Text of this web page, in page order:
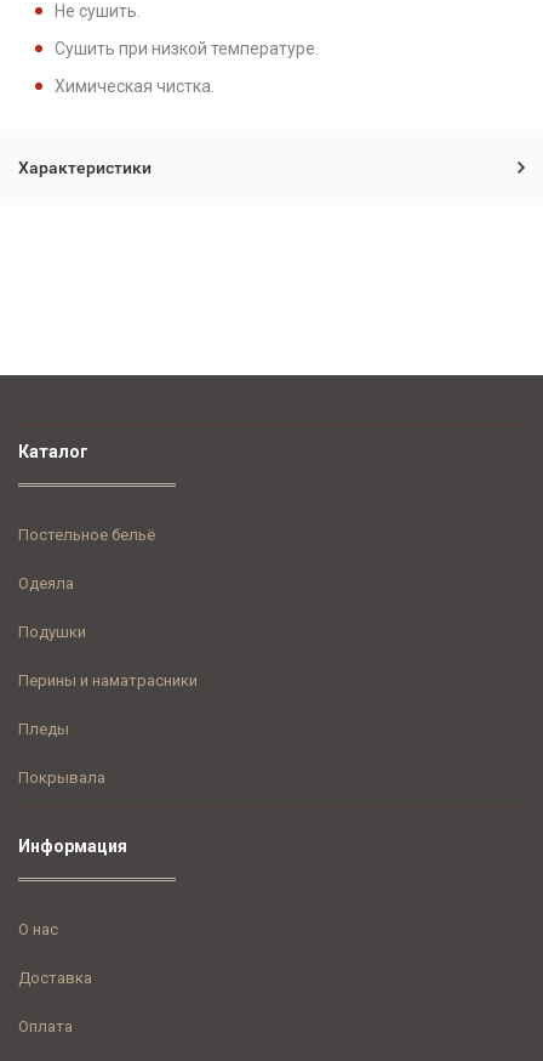
Не сушить.
Сушить при низкой температуре.
Химическая чистка.
Характеристики
Каталог
Постельное бельё
Одеяла
Подушки
Перины и наматрасники
Пледы
Покрывала
Информация
О нас
Доставка
Оплата